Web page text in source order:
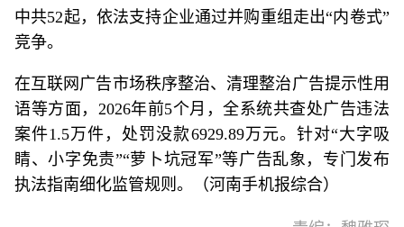
中共52起，依法支持企业通过并购重组走出“内卷式”
竞争。
在互联网广告市场秩序整治、清理整治广告提示性用
语等方面，2026年前5个月，全系统共查处广告违法
案件1.5万件，处罚没款6929.89万元。针对“大字吸
睛、小字免责”“萝卜坑冠军”等广告乱象，专门发布
执法指南细化监管规则。（河南手机报综合）